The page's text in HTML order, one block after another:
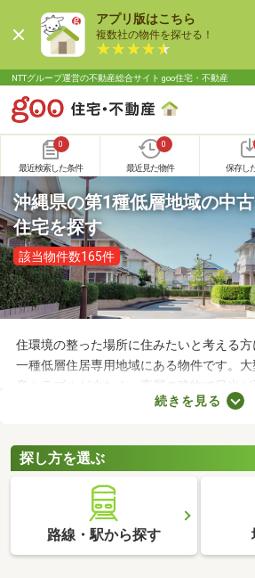
アプリ版はこちら
複数社の物件を探せる！
NTTグループ運営の不動産総合サイト goo住宅・不動産
0
最近検索した条件
0
最近見た物件 保存し
沖縄県の第1種低層地域の中
住宅を探す
該当物件数165件
住環境の整った場所に住みたいと考える
一種低層住居専用地域にある物件です。
音トラブルが少なく、高層の建物で日光が
ことから、住環境に優れたエリアです。
も購入費用を抑えられる中古の一戸建て
続きを見る
探し方を選ぶ
路線・駅から探す